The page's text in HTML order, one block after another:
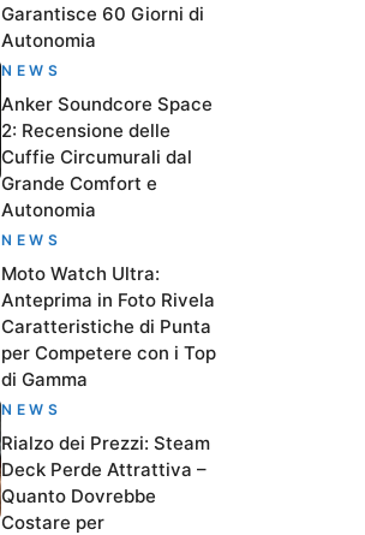
Garantisce 60 Giorni di
Autonomia
NEWS
Anker Soundcore Space
2: Recensione delle
Cuffie Circumurali dal
Grande Comfort e
Autonomia
NEWS
Moto Watch Ultra:
Anteprima in Foto Rivela
Caratteristiche di Punta
per Competere con i Top
di Gamma
NEWS
Rialzo dei Prezzi: Steam
Deck Perde Attrattiva –
Quanto Dovrebbe
Costare per